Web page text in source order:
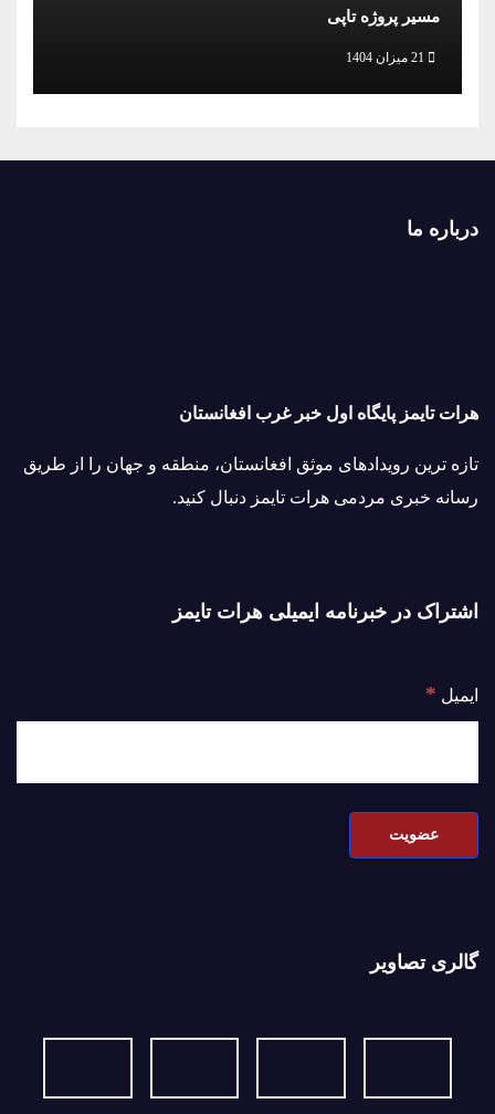
مسیر پروژه تاپی
21 میزان 1404
درباره ما
هرات تایمز پایگاه اول خبر غرب افغانستان
تازه ترین رویدادهای موثق افغانستان، منطقه و جهان را از طریق
رسانه خبری مردمی هرات تایمز دنبال کنید.
اشتراک در خبرنامه ایمیلی هرات تایمز
ایمیل *
گالری تصاویر